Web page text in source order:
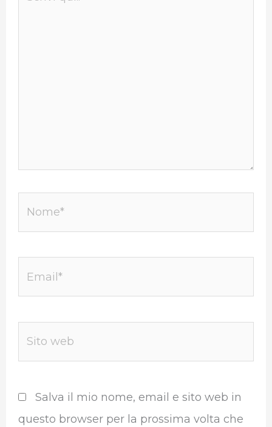
Salva il mio nome, email e sito web in
questo browser per la prossima volta che